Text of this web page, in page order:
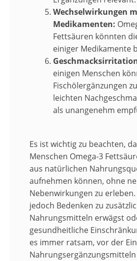
Wechselwirkungen
Medikamenten:
Fettsäuren könnten
einiger Medikamente
einigen Menschen
Fischölergänzungen
leichten
als unangenehm
Es ist wichtig zu beachten,
Menschen Omega-3
aus natürlichen
aufnehmen können, ohne
Nebenwirkungen zu
jedoch Bedenken zu
Nahrungsmitteln erwägst
gesundheitliche
es immer ratsam, vor der